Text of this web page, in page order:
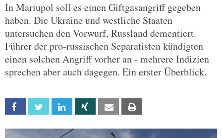
In Mariupol soll es einen Giftgasangriff gegeben
haben. Die Ukraine und westliche Staaten
untersuchen den Vorwurf, Russland dementiert.
Führer der pro-russischen Separatisten kündigten
einen solchen Angriff vorher an - mehrere Indizien
sprechen aber auch dagegen. Ein erster Überblick.
Facebook Twitter Linkedin Xing Email